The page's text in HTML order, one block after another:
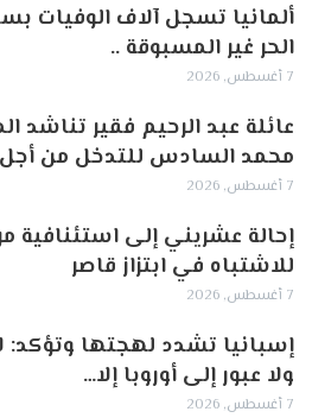
ألمانيا تسجل آلاف الوفيات
الحر غير المسبوقة ..
7 أغسطس, 2026
عائلة عبد الرحيم فقير تناشد
محمد السادس للتدخل من
7 أغسطس, 2026
إحالة عشريني إلى استئنافية
للاشتباه في ابتزاز قاصر
7 أغسطس, 2026
إسبانيا تشدد لهجتها وتؤكد:
ولا عبور إلى أوروبا إلا…
7 أغسطس, 2026